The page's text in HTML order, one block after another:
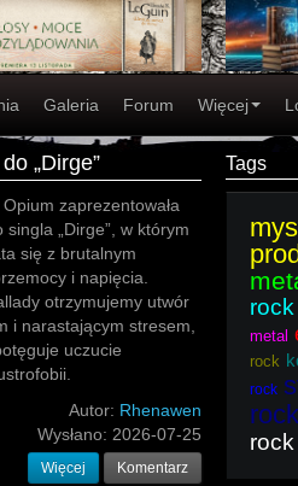
Galeria Forum Więcej
„Dirge”
zaprezentowała
„Dirge”, w którym
się z brutalnym
i napięcia.
otrzymujemy utwór
i narastającym stresem,
uczucie
Autor: Rhenawen
Wysłano: 2026-07-25
Więcej Komentarz
Tags
rock
metal
rock
rock
rock
rock